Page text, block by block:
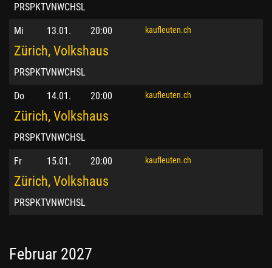
PRSPKTVNWCHSL
Mi 13.01. 20:00
Zürich, Volkshaus
PRSPKTVNWCHSL
kaufleuten.ch
Do 14.01. 20:00
Zürich, Volkshaus
PRSPKTVNWCHSL
kaufleuten.ch
Fr 15.01. 20:00
Zürich, Volkshaus
PRSPKTVNWCHSL
kaufleuten.ch
Februar 2027